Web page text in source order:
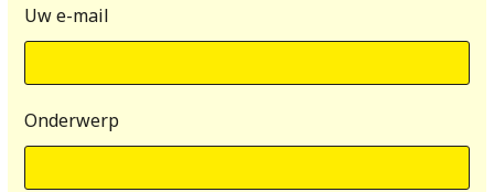
Uw e-mail
Onderwerp